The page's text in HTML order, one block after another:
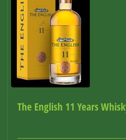
The English 11 Years